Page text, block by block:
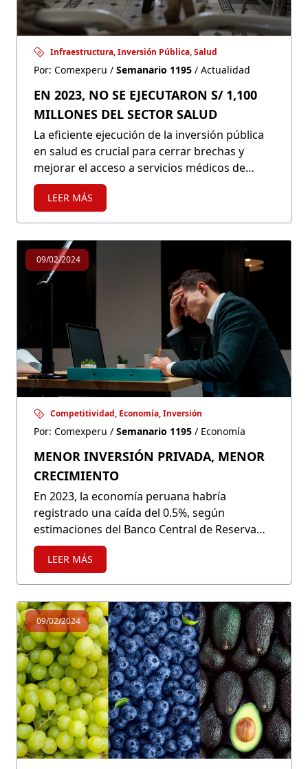
Infraestructura, Inversión Pública, Salud
Por: Comexperu / Semanario 1195 / Actualidad
EN 2023, NO SE EJECUTARON S/ 1,100
MILLONES DEL SECTOR SALUD
La eficiente ejecución de la inversión pública
en salud es crucial para cerrar brechas y
mejorar el acceso a servicios médicos de
calidad en el Perú. En 2023, S/ 1,100 millones
del presupuesto para el sector no fueron
LEER MÁS
09/02/2024
Competitividad, Economía, Inversión
Por: Comexperu / Semanario 1195 / Economía
MENOR INVERSIÓN PRIVADA, MENOR
CRECIMIENTO
En 2023, la economía peruana habría
registrado una caída del 0.5%, según
estimaciones del Banco Central de Reserva
del Perú, como resultado de la caída de la
inversión privada, ligada a una baja confianza
permite la generación de empleo formal y
contribuye a la dinamización de la economía.
LEER MÁS
09/02/2024